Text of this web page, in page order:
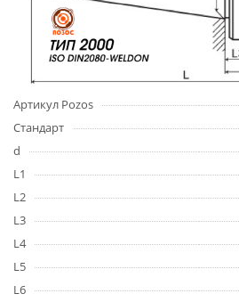
Артикул Pozos
Стандарт
d
L1
L2
L3
L4
L5
L6